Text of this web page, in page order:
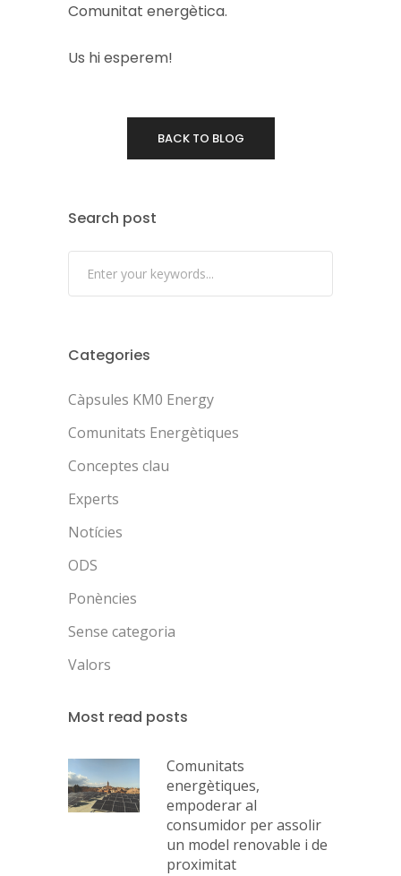
Comunitat energètica.
Us hi esperem!
BACK TO BLOG
Search post
Categories
Càpsules KM0 Energy
Comunitats Energètiques
Conceptes clau
Experts
Notícies
ODS
Ponències
Sense categoria
Valors
Most read posts
Comunitats
energètiques,
empoderar al
consumidor per assolir
un model renovable i de
proximitat